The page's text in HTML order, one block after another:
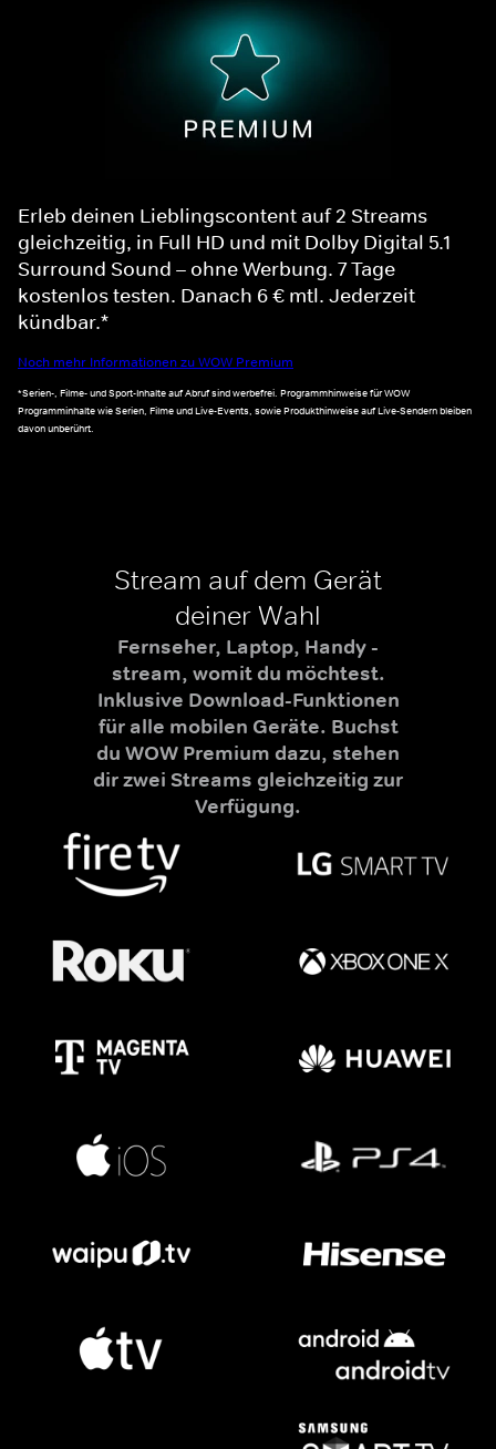
Erleb deinen Lieblingscontent auf 2 Streams
gleichzeitig, in Full HD und mit Dolby Digital 5.1
Surround Sound – ohne Werbung. 7 Tage
kostenlos testen. Danach 6 € mtl. Jederzeit
kündbar.*
Noch mehr Informationen zu WOW Premium
*Serien-, Filme- und Sport-Inhalte auf Abruf sind werbefrei. Programmhinweise für WOW
Programminhalte wie Serien, Filme und Live-Events, sowie Produkthinweise auf Live-Sendern bleiben
davon unberührt.
Stream auf dem Gerät
deiner Wahl
Fernseher, Laptop, Handy -
stream, womit du möchtest.
Inklusive Download-Funktionen
für alle mobilen Geräte. Buchst
du WOW Premium dazu, stehen
dir zwei Streams gleichzeitig zur
Verfügung.